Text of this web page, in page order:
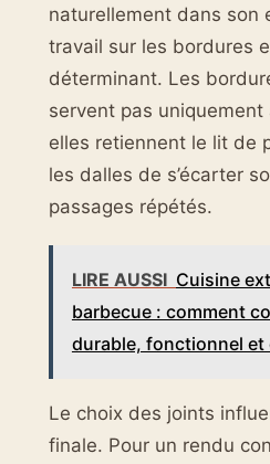
naturellement dans son
travail sur les bordures
déterminant. Les
servent pas uniquement
elles retiennent le lit de
les dalles de s’écarter
passages répétés.
LIRE AUSSI Cuisine
barbecue : comment
durable, fonctionnel et
Le choix des joints
finale. Pour un rendu